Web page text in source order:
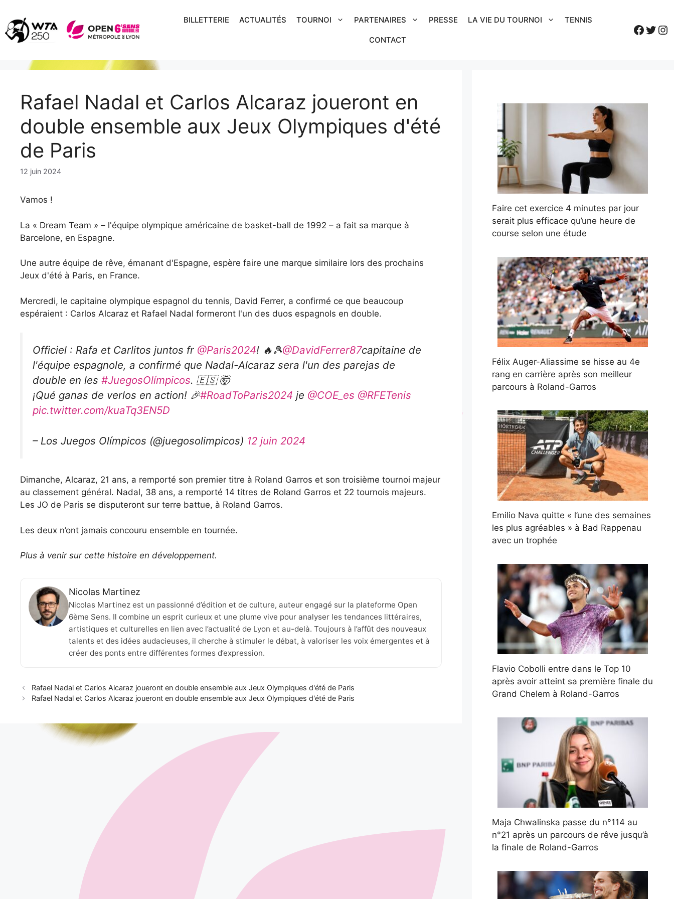
contenu
BILLETTERIE ACTUALITÉS TOURNOI PARTENAIRES PRESSE LA VIE DU TOURNOI TENNIS
CONTACT
Rafael Nadal et Carlos Alcaraz joueront en
double ensemble aux Jeux Olympiques d'été
de Paris
12 juin 2024
Vamos !
La « Dream Team » – l'équipe olympique américaine de basket-ball de 1992 – a fait sa marque à
Barcelone, en Espagne.
Une autre équipe de rêve, émanant d'Espagne, espère faire une marque similaire lors des prochains
Jeux d'été à Paris, en France.
Mercredi, le capitaine olympique espagnol du tennis, David Ferrer, a confirmé ce que beaucoup
espéraient : Carlos Alcaraz et Rafael Nadal formeront l'un des duos espagnols en double.
Officiel : Rafa et Carlitos juntos fr @Paris2024! 🔥🎾@DavidFerrer87capitaine de
l'équipe espagnole, a confirmé que Nadal-Alcaraz sera l'un des parejas de
double en les #JuegosOlímpicos. 🇪🇸 🤯
¡Qué ganas de verlos en action! 🎉#RoadToParis2024 je @COE_es @RFETenis
pic.twitter.com/kuaTq3EN5D
– Los Juegos Olímpicos (@juegosolimpicos) 12 juin 2024
Dimanche, Alcaraz, 21 ans, a remporté son premier titre à Roland Garros et son troisième tournoi majeur
au classement général. Nadal, 38 ans, a remporté 14 titres de Roland Garros et 22 tournois majeurs.
Les JO de Paris se disputeront sur terre battue, à Roland Garros.
Les deux n’ont jamais concouru ensemble en tournée.
Plus à venir sur cette histoire en développement.
Nicolas Martinez
Nicolas Martinez est un passionné d’édition et de culture, auteur engagé sur la plateforme Open
6ème Sens. Il combine un esprit curieux et une plume vive pour analyser les tendances littéraires,
artistiques et culturelles en lien avec l’actualité de Lyon et au-delà. Toujours à l’affût des nouveaux
talents et des idées audacieuses, il cherche à stimuler le débat, à valoriser les voix émergentes et à
créer des ponts entre différentes formes d’expression.
Rafael Nadal et Carlos Alcaraz joueront en double ensemble aux Jeux Olympiques d'été de Paris
Rafael Nadal et Carlos Alcaraz joueront en double ensemble aux Jeux Olympiques d'été de Paris
Faire cet exercice 4 minutes par jour
serait plus efficace qu’une heure de
course selon une étude
Félix Auger-Aliassime se hisse au 4e
rang en carrière après son meilleur
parcours à Roland-Garros
Emilio Nava quitte « l’une des semaines
les plus agréables » à Bad Rappenau
avec un trophée
Flavio Cobolli entre dans le Top 10
après avoir atteint sa première finale du
Grand Chelem à Roland-Garros
Maja Chwalinska passe du n°114 au
n°21 après un parcours de rêve jusqu’à
la finale de Roland-Garros